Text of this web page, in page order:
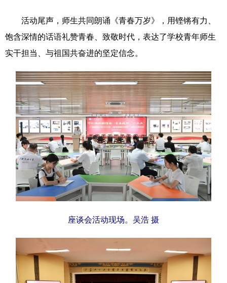
地方频道
北京 天津 河北
辽宁 吉林 上海 江苏
浙江 安徽 福建 江西
山东 河南 湖北 湖南
广东 广西 海南 重庆
四川 贵州 云南 西藏
陕西 甘肃 青海 宁夏
新疆 内蒙古 黑龙江
多语种频道
English Español Français عربى
活动尾声，师生共同朗诵《青春万岁》，用铿锵有力、
饱含深情的话语礼赞青春、致敬时代，表达了学校青年师生
实干担当、与祖国共奋进的坚定信念。
座谈会活动现场。吴浩 摄